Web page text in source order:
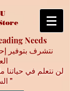
Needs
السابقين "